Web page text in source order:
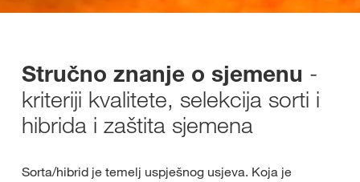
Stručno znanje o sjemenu -
kriteriji kvalitete, selekcija sorti i
hibrida i zaštita sjemena
Sorta/hibrid je temelj uspješnog usjeva. Koja je